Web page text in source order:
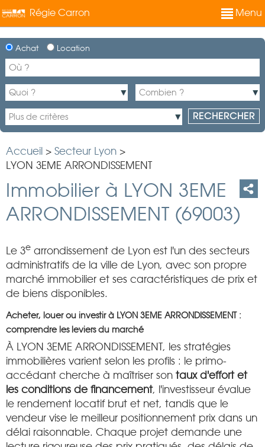
Régie Carron Menu
Achat Location
Accueil > Secteur Lyon >
LYON 3EME ARRONDISSEMENT
Immobilier à LYON 3EME
ARRONDISSEMENT (69003)
Le 3e arrondissement de Lyon est l'un des secteurs
administratifs de la ville de Lyon, avec son propre
marché immobilier et ses caractéristiques de prix et
de biens disponibles.
Acheter, louer ou investir à LYON 3EME ARRONDISSEMENT :
comprendre les leviers du marché
À LYON 3EME ARRONDISSEMENT, les stratégies
immobilières varient selon les profils : le primo-
accédant cherche à maîtriser son taux d'effort et
les conditions de financement, l'investisseur évalue
le rendement locatif brut et net, tandis que le
vendeur vise le meilleur positionnement prix dans un
délai raisonnable. Chaque projet demande une